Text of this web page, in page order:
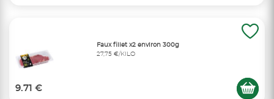
Faux fillet x2 environ 300g
27,75 €/KILO
9.71 €